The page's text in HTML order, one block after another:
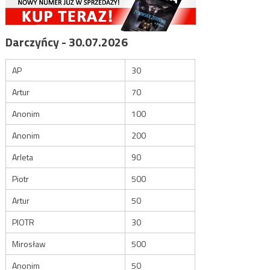
Darczyńcy - 30.07.2026
AP
30
Artur
70
Anonim
100
Anonim
200
Arleta
90
Piotr
500
Artur
50
PIOTR
30
Mirosław
500
Anonim
50